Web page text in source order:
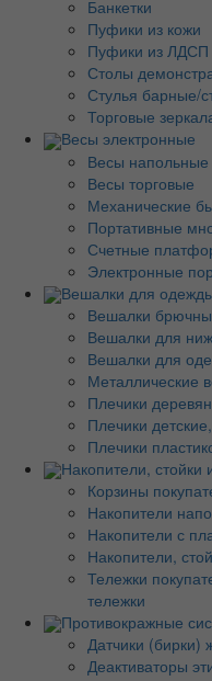
Банкетки
Пуфики из кожи
Пуфики из ЛДСП
Столы
Стулья барные/
Торговые
Весы электронные
Весы напольные
Весы торговые
Механические
Портативные
Счетные
Электронные
Вешалки для
Вешалки
Вешалки для
Вешалки для
Металлические
Плечики
Плечики
Плечики
Накопители, стойки
Корзины
Накопители
Накопители с
Накопители,
Тележки
тележки
Противокражные
Датчики (бирки)
Деактиваторы